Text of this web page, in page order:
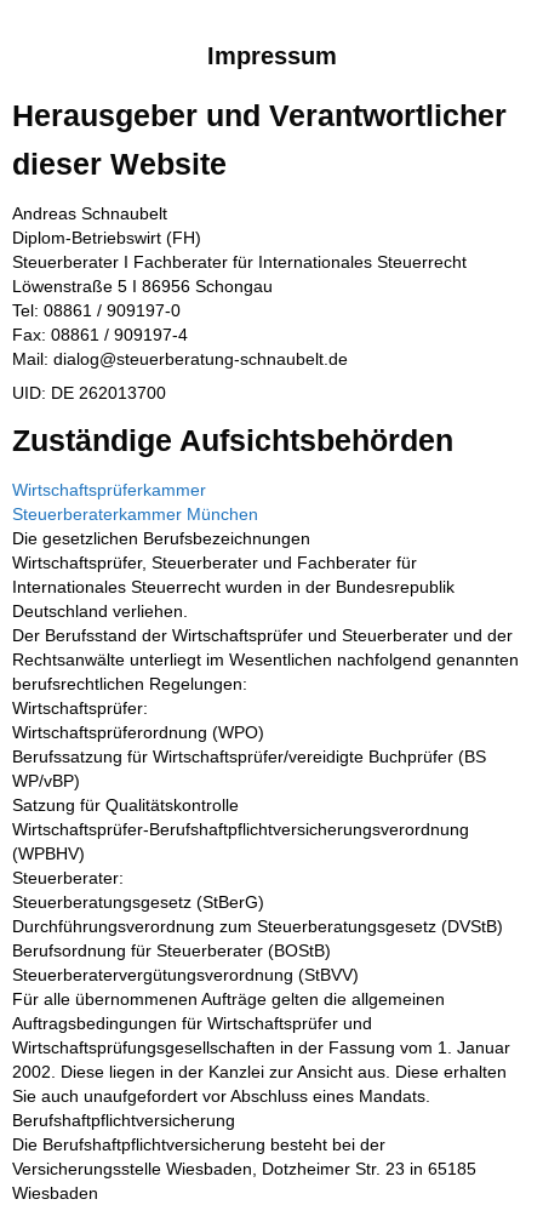
Impressum
Herausgeber und Verantwortlicher
dieser Website
Andreas Schnaubelt
Diplom-Betriebswirt (FH)
Steuerberater I Fachberater für Internationales Steuerrecht
Löwenstraße 5 I 86956 Schongau
Tel: 08861 / 909197-0
Fax: 08861 / 909197-4
Mail: dialog@steuerberatung-schnaubelt.de
UID: DE 262013700
Zuständige Aufsichtsbehörden
Wirtschaftsprüferkammer
Steuerberaterkammer München
Die gesetzlichen Berufsbezeichnungen
Wirtschaftsprüfer, Steuerberater und Fachberater für
Internationales Steuerrecht wurden in der Bundesrepublik
Deutschland verliehen.
Der Berufsstand der Wirtschaftsprüfer und Steuerberater und der
Rechtsanwälte unterliegt im Wesentlichen nachfolgend genannten
berufsrechtlichen Regelungen:
Wirtschaftsprüfer:
Wirtschaftsprüferordnung (WPO)
Berufssatzung für Wirtschaftsprüfer/vereidigte Buchprüfer (BS
WP/vBP)
Satzung für Qualitätskontrolle
Wirtschaftsprüfer-Berufshaftpflichtversicherungsverordnung
(WPBHV)
Steuerberater:
Steuerberatungsgesetz (StBerG)
Durchführungsverordnung zum Steuerberatungsgesetz (DVStB)
Berufsordnung für Steuerberater (BOStB)
Steuerberatervergütungsverordnung (StBVV)
Für alle übernommenen Aufträge gelten die allgemeinen
Auftragsbedingungen für Wirtschaftsprüfer und
Wirtschaftsprüfungsgesellschaften in der Fassung vom 1. Januar
2002. Diese liegen in der Kanzlei zur Ansicht aus. Diese erhalten
Sie auch unaufgefordert vor Abschluss eines Mandats.
Berufshaftpflichtversicherung
Die Berufshaftpflichtversicherung besteht bei der
Versicherungsstelle Wiesbaden, Dotzheimer Str. 23 in 65185
Wiesbaden